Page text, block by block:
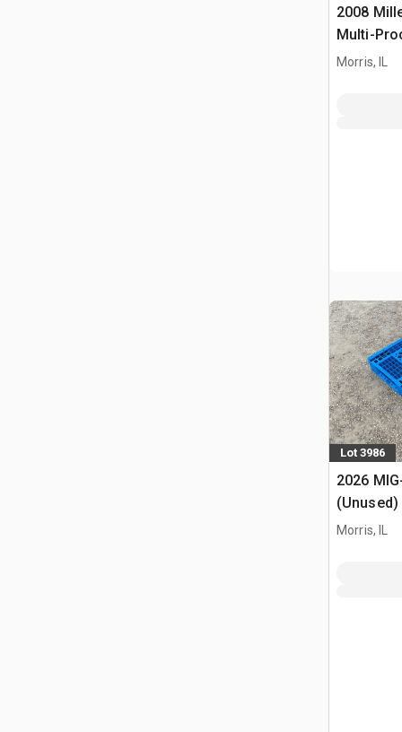
2008
Multi-
Morris, IL
Lot 3986
2026
(Unused)
Morris, IL